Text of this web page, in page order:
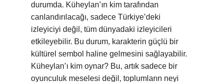
durumda. Küheylan’ın kim tarafından
canlandırılacağı, sadece Türkiye’deki
izleyiciyi değil, tüm dünyadaki izleyicileri
etkileyebilir. Bu durum, karakterin güçlü bir
kültürel sembol haline gelmesini sağlayabilir.
Küheylan’ı kim oynar? Bu, artık sadece bir
oyunculuk meselesi değil, toplumların neyi